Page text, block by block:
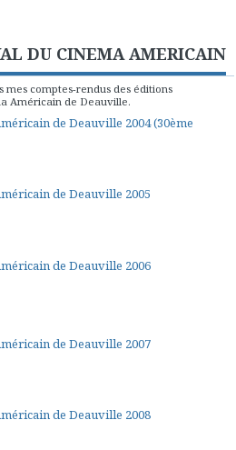
DU CINEMA AMERICAIN
mes comptes-rendus des éditions
Américain de Deauville.
de Deauville 2004 (30ème
de Deauville 2005
de Deauville 2006
de Deauville 2007
de Deauville 2008